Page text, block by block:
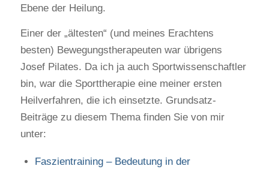
Ebene der Heilung.
Einer der „ältesten“ (und meines Erachtens
besten) Bewegungstherapeuten war übrigens
Josef Pilates. Da ich ja auch Sportwissenschaftler
bin, war die Sporttherapie eine meiner ersten
Heilverfahren, die ich einsetzte. Grundsatz-
Beiträge zu diesem Thema finden Sie von mir
unter:
Faszientraining – Bedeutung in der